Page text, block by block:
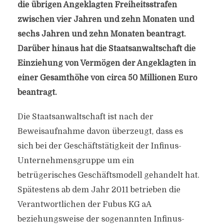
die übrigen Angeklagten Freiheitsstrafen
zwischen vier Jahren und zehn Monaten und
sechs Jahren und zehn Monaten beantragt.
Darüber hinaus hat die Staatsanwaltschaft die
Einziehung von Vermögen der Angeklagten in
einer Gesamthöhe von circa 50 Millionen Euro
beantragt.
Die Staatsanwaltschaft ist nach der
Beweisaufnahme davon überzeugt, dass es
sich bei der Geschäftstätigkeit der Infinus-
Unternehmensgruppe um ein
betrügerisches Geschäftsmodell gehandelt hat.
Spätestens ab dem Jahr 2011 betrieben die
Verantwortlichen der Fubus KG aA
beziehungsweise der sogenannten Infinus-